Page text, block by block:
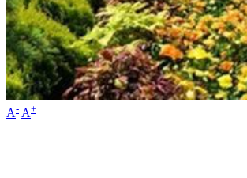
A- A+